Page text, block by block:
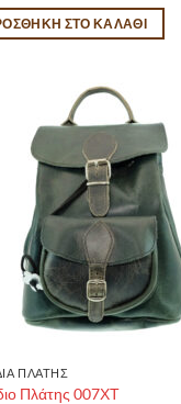
ΣΤΟ ΚΑΛΆΘΙ
ΠΛΑΤΗΣ
Πλάτης 007ΧΤ